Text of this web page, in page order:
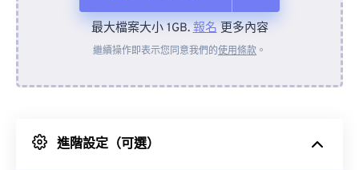
來自裝置
來自 Google 雲端硬碟
最大檔案大小 1GB.報名更多內容
繼續操作即表示您同意我們的使用條款 。
進階設定（可選）